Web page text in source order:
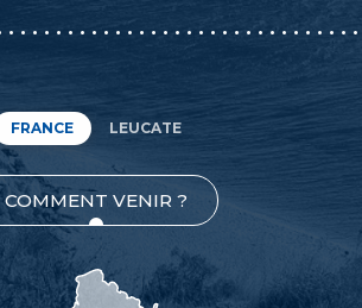
FRANCE LEUCATE
COMMENT VENIR ?